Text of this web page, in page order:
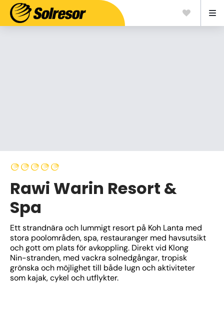
Rawi Warin Resort &
Spa
Ett strandnära och lummigt resort på Koh Lanta med
stora poolområden, spa, restauranger med havsutsikt
och gott om plats för avkoppling. Direkt vid Klong
Nin-stranden, med vackra solnedgångar, tropisk
grönska och möjlighet till både lugn och aktiviteter
som kajak, cykel och utflykter.